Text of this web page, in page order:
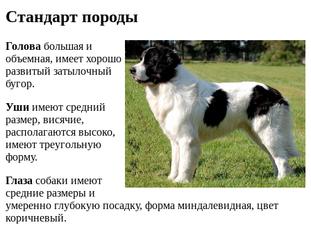
Стандарт породы
Голова большая и
объемная, имеет хорошо
развитый затылочный
бугор.
Уши имеют средний
размер, висячие,
располагаются высоко,
имеют треугольную
форму.
Глаза собаки имеют
средние размеры и
умеренно глубокую посадку, форма миндалевидная, цвет
коричневый.